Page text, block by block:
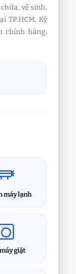
vệ sinh,
TP.HCM. Kỹ
chính hãng,
máy lạnh
giặt